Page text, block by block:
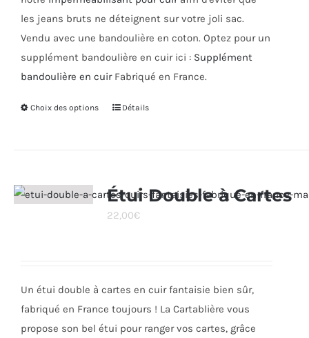
les jeans bruts ne déteignent sur votre joli sac.
Vendu avec une bandoulière en coton. Optez pour un
supplément bandoulière en cuir ici : Supplément
bandoulière en cuirFabriqué en France.
Choix des options
Ce
variations.
Les
la
Détails
Étui Double à Cartes
22,00€
Un étui double à cartes en cuir fantaisie bien sûr,
fabriqué en France toujours ! La Cartablière vous
propose son bel étui pour ranger vos cartes, grâce